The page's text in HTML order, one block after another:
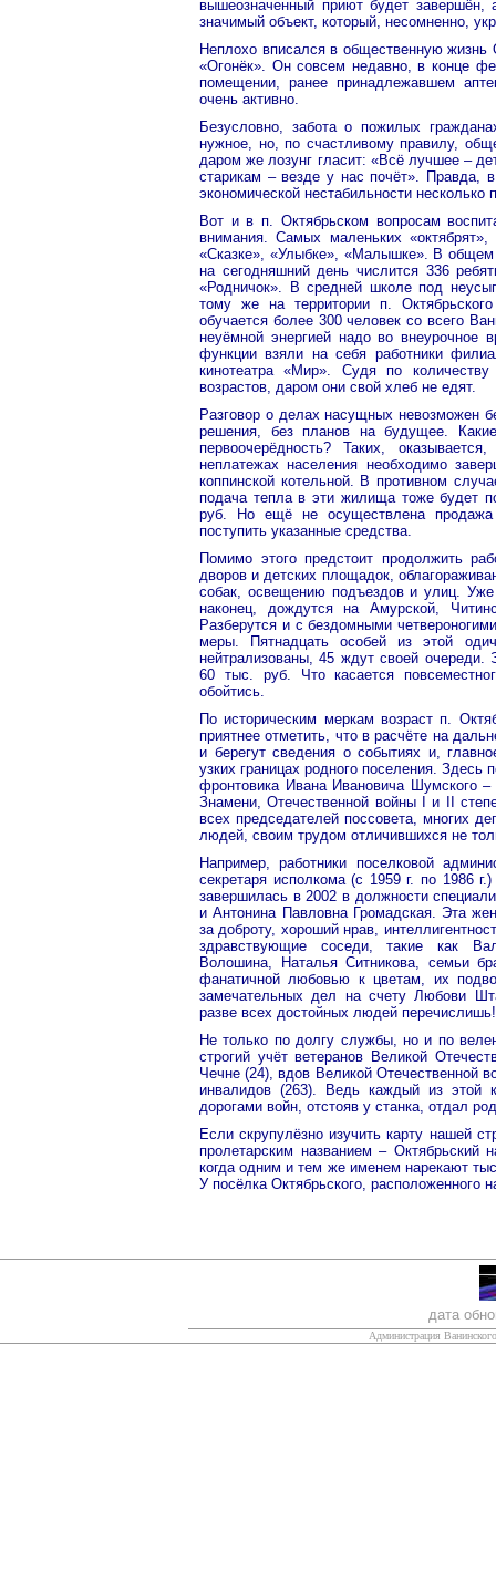
вышеозначенный приют будет завершён,
значимый объект, который, несомненно,
Неплохо вписался в общественную жизнь
«Огонёк». Он совсем недавно, в конце
помещении, ранее принадлежавшем
очень активно.
Безусловно, забота о пожилых
нужное, но, по счастливому правилу,
даром же лозунг гласит: «Всё лучшее –
старикам – везде у нас почёт». Правда,
экономической нестабильности
Вот и в п. Октябрьском вопросам
внимания. Самых маленьких
«Сказке», «Улыбке», «Малышке». В
на сегодняшний день числится 336
«Родничок». В средней школе под
тому же на территории п.
обучается более 300 человек со всего
неуёмной энергией надо во внеурочное
функции взяли на себя работники
кинотеатра «Мир». Судя по
возрастов, даром они свой хлеб не едят.
Разговор о делах насущных невозможен
решения, без планов на будущее.
первоочерёдность? Таких,
неплатежах населения необходимо
коппинской котельной. В противном
подача тепла в эти жилища тоже будет
руб. Но ещё не осуществлена продажа
поступить указанные средства.
Помимо этого предстоит продолжить
дворов и детских площадок,
собак, освещению подъездов и улиц.
наконец, дождутся на Амурской,
Разберутся и с бездомными
меры. Пятнадцать особей из этой
нейтрализованы, 45 ждут своей очереди.
60 тыс. руб. Что касается
обойтись.
По историческим меркам возраст п.
приятнее отметить, что в расчёте на
и берегут сведения о событиях и,
узких границах родного поселения. Здесь
фронтовика Ивана Ивановича Шумского
Знамени, Отечественной войны I и II
всех председателей поссовета, многих
людей, своим трудом отличившихся не
Например, работники поселковой
секретаря исполкома (с 1959 г. по 1986
завершилась в 2002 в должности
и Антонина Павловна Громадская. Эта
за доброту, хороший нрав,
здравствующие соседи, такие как
Волошина, Наталья Ситникова, семьи
фанатичной любовью к цветам, их
замечательных дел на счету Любови
разве всех достойных людей перечислишь!
Не только по долгу службы, но и по
строгий учёт ветеранов Великой
Чечне (24), вдов Великой Отечественной
инвалидов (263). Ведь каждый из этой
дорогами войн, отстояв у станка, отдал
Если скрупулёзно изучить карту нашей
пролетарским названием –
когда одним и тем же именем нарекают
У посёлка Октябрьского,
дата
Администрация